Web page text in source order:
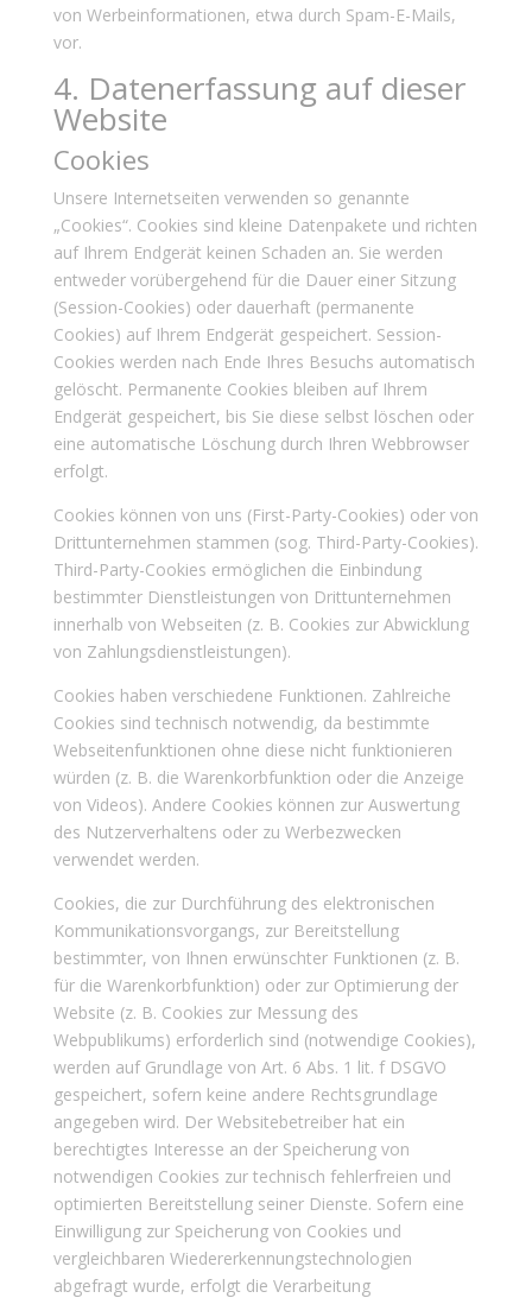
von Werbeinformationen, etwa durch Spam-E-Mails,
vor.
4. Datenerfassung auf dieser
Website
Cookies
Unsere Internetseiten verwenden so genannte
„Cookies“. Cookies sind kleine Datenpakete und richten
auf Ihrem Endgerät keinen Schaden an. Sie werden
entweder vorübergehend für die Dauer einer Sitzung
(Session-Cookies) oder dauerhaft (permanente
Cookies) auf Ihrem Endgerät gespeichert. Session-
Cookies werden nach Ende Ihres Besuchs automatisch
gelöscht. Permanente Cookies bleiben auf Ihrem
Endgerät gespeichert, bis Sie diese selbst löschen oder
eine automatische Löschung durch Ihren Webbrowser
erfolgt.
Cookies können von uns (First-Party-Cookies) oder von
Drittunternehmen stammen (sog. Third-Party-Cookies).
Third-Party-Cookies ermöglichen die Einbindung
bestimmter Dienstleistungen von Drittunternehmen
innerhalb von Webseiten (z. B. Cookies zur Abwicklung
von Zahlungsdienstleistungen).
Cookies haben verschiedene Funktionen. Zahlreiche
Cookies sind technisch notwendig, da bestimmte
Webseitenfunktionen ohne diese nicht funktionieren
würden (z. B. die Warenkorbfunktion oder die Anzeige
von Videos). Andere Cookies können zur Auswertung
des Nutzerverhaltens oder zu Werbezwecken
verwendet werden.
Cookies, die zur Durchführung des elektronischen
Kommunikationsvorgangs, zur Bereitstellung
bestimmter, von Ihnen erwünschter Funktionen (z. B.
für die Warenkorbfunktion) oder zur Optimierung der
Website (z. B. Cookies zur Messung des
Webpublikums) erforderlich sind (notwendige Cookies),
werden auf Grundlage von Art. 6 Abs. 1 lit. f DSGVO
gespeichert, sofern keine andere Rechtsgrundlage
angegeben wird. Der Websitebetreiber hat ein
berechtigtes Interesse an der Speicherung von
notwendigen Cookies zur technisch fehlerfreien und
optimierten Bereitstellung seiner Dienste. Sofern eine
Einwilligung zur Speicherung von Cookies und
vergleichbaren Wiedererkennungstechnologien
abgefragt wurde, erfolgt die Verarbeitung